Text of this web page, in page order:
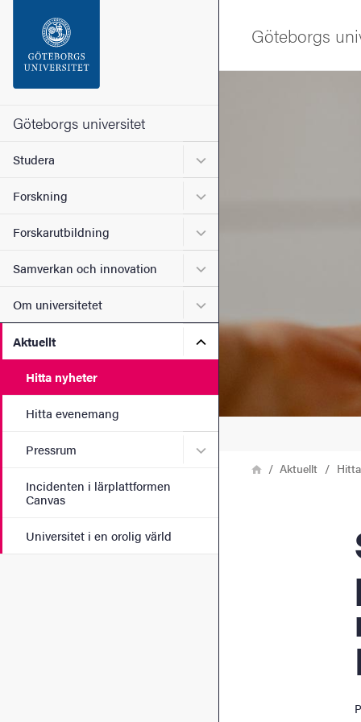
Sidfoten
Om webbplatsen
Göteborgs universitet
Studera Undermeny för Studera
Forskning Undermeny för Forskning
Forskarutbildning Undermeny för
Samverkan och innovation Undermeny för Samverkan
Om universitetet Undermeny för Om
Aktuellt Undermeny för Aktuellt
Hitta nyheter
Hitta evenemang
Pressrum Undermeny för Pressrum
Incidenten i lärplattformen
Canvas
Universitet i en orolig värld
Göteborgs
Bild
LänkstigHemAktuellt